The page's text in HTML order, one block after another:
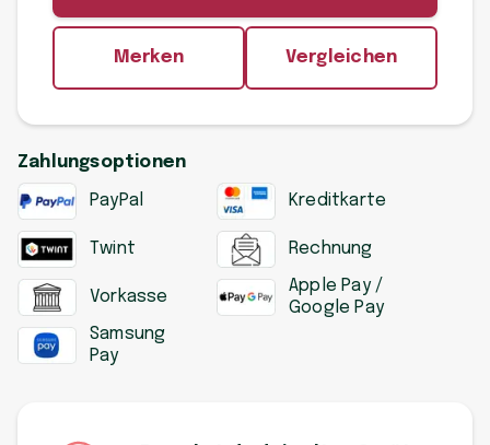
Merken Vergleichen
Zahlungsoptionen
PayPal Kreditkarte
Twint Rechnung
Vorkasse
Apple Pay /
Google Pay
Samsung
Pay